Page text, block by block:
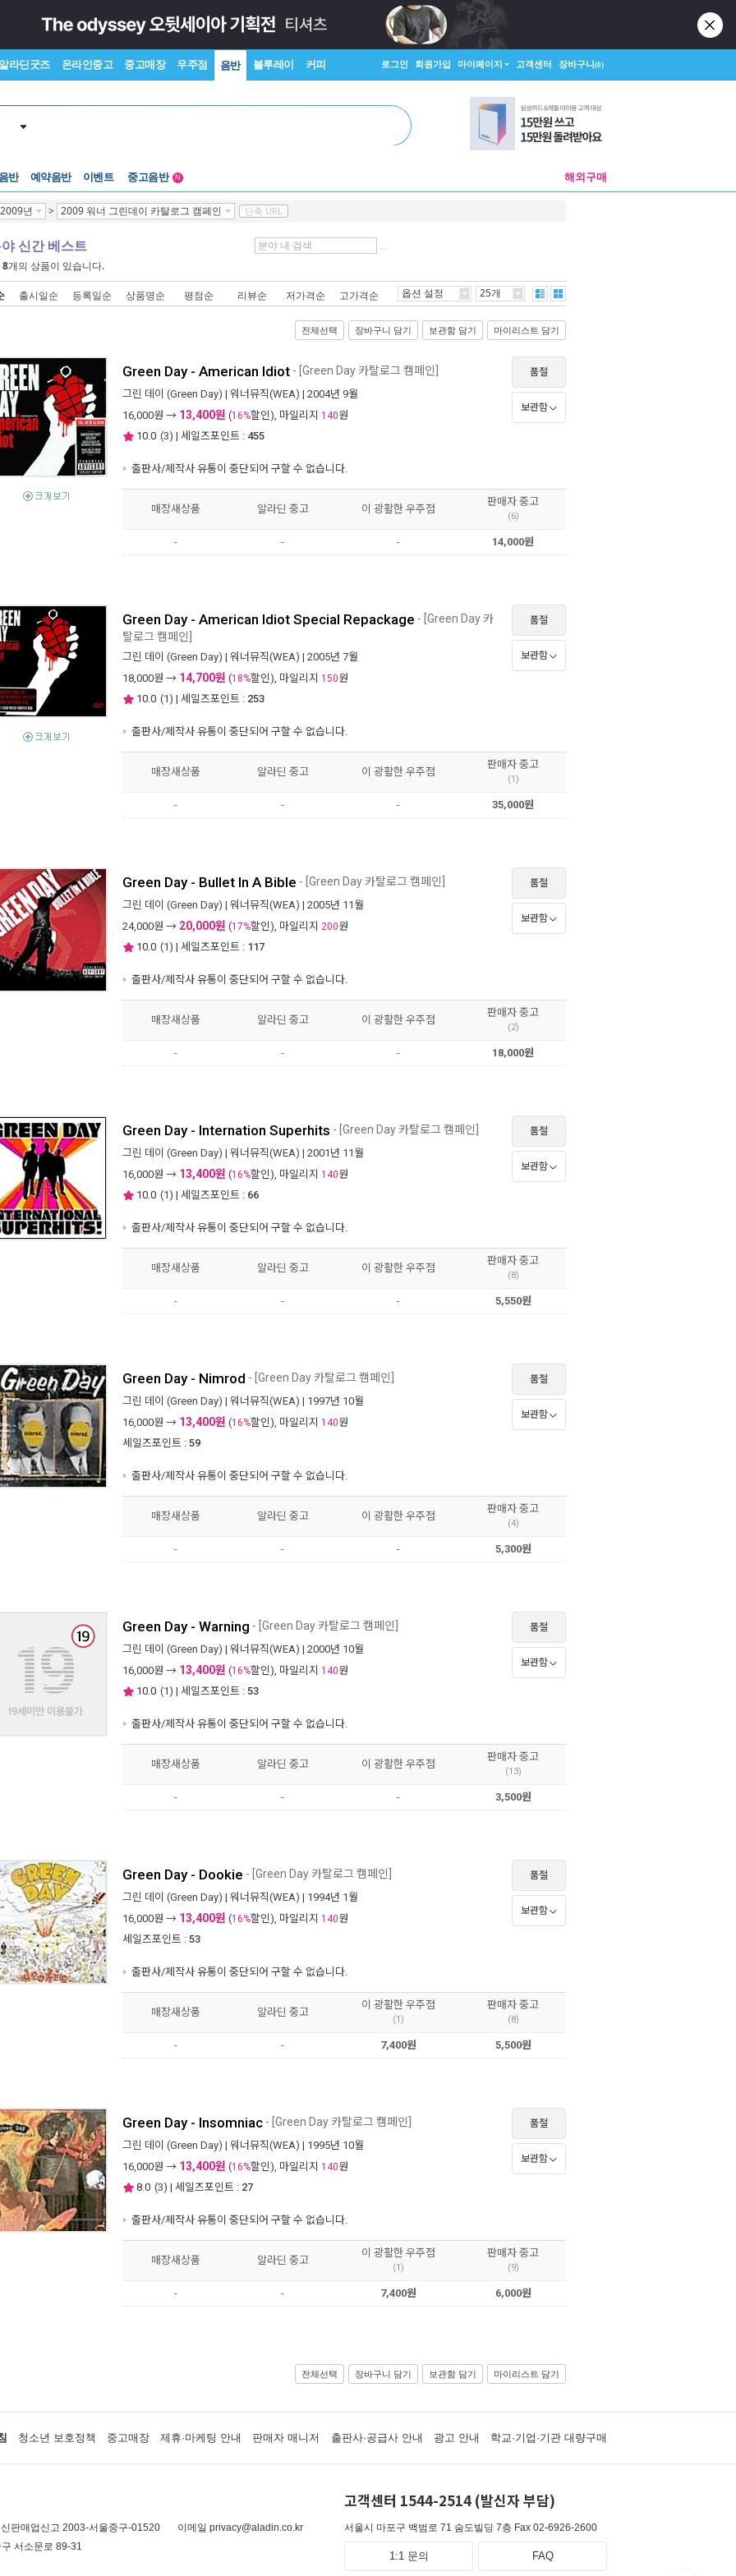
라딘굿즈 온라인중고 중고매장 우주점 음반 블루레이 커피 로그인 회원가입 마이페이지 고객센터 장바구니(0)
반 예약음반 이벤트
중고음반
중고음반
N 해외구매
2009년 > 2009 워너 그린데이 카탈로그 캠페인 단축 URL
신간 베스트
8개의 상품이 있습니다.
출시일순 등록일순 상품명순 평점순 리뷰순 저가격순 고가격순 옵션 설정 25개
전체선택 장바구니 담기 보관함 담기 마이리스트 담기
Green Day - American Idiot - [Green Day 카탈로그 캠페인]
그린 데이 (Green Day) | 워너뮤직(WEA) | 2004년 9월
16,000원 → 13,400원 (16%할인), 마일리지 140원
10.0 (3) | 세일즈포인트 : 455
출판사/제작사 유통이 중단되어 구할 수 없습니다.
품절
보관함
매장새상품 알라딘 중고 이 광활한 우주점
판매자 중고
(6)
- - - 14,000원
Green Day - American Idiot Special Repackage - [Green Day 카
탈로그 캠페인]
그린 데이 (Green Day) | 워너뮤직(WEA) | 2005년 7월
18,000원 → 14,700원 (18%할인), 마일리지 150원
10.0 (1) | 세일즈포인트 : 253
출판사/제작사 유통이 중단되어 구할 수 없습니다.
품절
보관함
매장새상품 알라딘 중고 이 광활한 우주점
판매자 중고
(1)
- - - 35,000원
Green Day - Bullet In A Bible - [Green Day 카탈로그 캠페인]
그린 데이 (Green Day) | 워너뮤직(WEA) | 2005년 11월
24,000원 → 20,000원 (17%할인), 마일리지 200원
10.0 (1) | 세일즈포인트 : 117
출판사/제작사 유통이 중단되어 구할 수 없습니다.
품절
보관함
매장새상품 알라딘 중고 이 광활한 우주점
판매자 중고
(2)
- - - 18,000원
Green Day - Internation Superhits - [Green Day 카탈로그 캠페인]
그린 데이 (Green Day) | 워너뮤직(WEA) | 2001년 11월
16,000원 → 13,400원 (16%할인), 마일리지 140원
10.0 (1) | 세일즈포인트 : 66
출판사/제작사 유통이 중단되어 구할 수 없습니다.
품절
보관함
매장새상품 알라딘 중고 이 광활한 우주점
판매자 중고
(8)
- - - 5,550원
Green Day - Nimrod - [Green Day 카탈로그 캠페인]
그린 데이 (Green Day) | 워너뮤직(WEA) | 1997년 10월
16,000원 → 13,400원 (16%할인), 마일리지 140원
세일즈포인트 : 59
출판사/제작사 유통이 중단되어 구할 수 없습니다.
품절
보관함
매장새상품 알라딘 중고 이 광활한 우주점
판매자 중고
(4)
- - - 5,300원
Green Day - Warning - [Green Day 카탈로그 캠페인]
그린 데이 (Green Day) | 워너뮤직(WEA) | 2000년 10월
16,000원 → 13,400원 (16%할인), 마일리지 140원
10.0 (1) | 세일즈포인트 : 53
출판사/제작사 유통이 중단되어 구할 수 없습니다.
품절
보관함
매장새상품 알라딘 중고 이 광활한 우주점
판매자 중고
(13)
- - - 3,500원
Green Day - Dookie - [Green Day 카탈로그 캠페인]
그린 데이 (Green Day) | 워너뮤직(WEA) | 1994년 1월
16,000원 → 13,400원 (16%할인), 마일리지 140원
세일즈포인트 : 53
출판사/제작사 유통이 중단되어 구할 수 없습니다.
품절
보관함
매장새상품 알라딘 중고
이 광활한 우주점
(1)
판매자 중고
(8)
- - 7,400원 5,500원
Green Day - Insomniac - [Green Day 카탈로그 캠페인]
그린 데이 (Green Day) | 워너뮤직(WEA) | 1995년 10월
16,000원 → 13,400원 (16%할인), 마일리지 140원
8.0 (3) | 세일즈포인트 : 27
출판사/제작사 유통이 중단되어 구할 수 없습니다.
품절
보관함
매장새상품 알라딘 중고
이 광활한 우주점
(1)
판매자 중고
(9)
- - 7,400원 6,000원
전체선택 장바구니 담기 보관함 담기 마이리스트 담기
청소년 보호정책 중고매장 제휴·마케팅 안내 판매자 매니저 출판사·공급사 안내 광고 안내 학교·기업·기관 대량구매
판매업신고 2003-서울중구-01520
이메일 privacy@aladin.co.kr
서소문로 89-31
고객센터 1544-2514 (발신자 부담)
서울시 마포구 백범로 71 숨도빌딩 7층 Fax 02-6926-2600
1:1 문의 FAQ